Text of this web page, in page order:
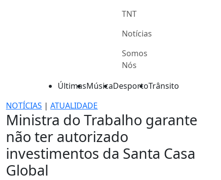
TNT
Notícias
Somos
Nós
ÚltimasMúsicaDesportoTrânsito
NOTÍCIAS | ATUALIDADE
Ministra do Trabalho garante
não ter autorizado
investimentos da Santa Casa
Global